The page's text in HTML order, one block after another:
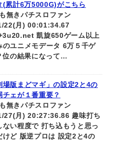
(累計6万5000G)がこちら
無きパチスロファン
22(月) 00:01:34.67
凱旋650ゲーム以上
のユニメモデータ 6万５千ゲ
位の結果になって…
場版まどマギ」の設定2と4の
チェが１番重要？
無きパチスロファン
27(月) 20:27:36.86 趣味打ち
ない程度で 打ち込もうと思っ
けど 版逆プロは 設定2と4の